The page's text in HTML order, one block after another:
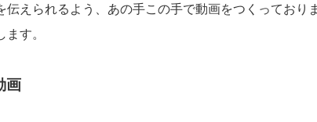
えられるよう、あの手この手で動画をつくっており
す。
画